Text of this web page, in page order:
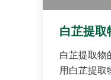
白芷提取
白芷提取物
用白芷提取